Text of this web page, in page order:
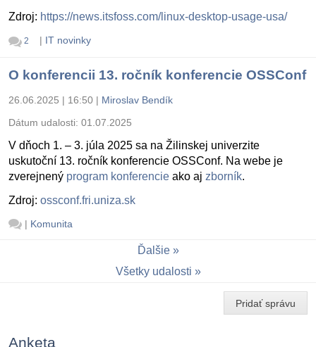
Zdroj: https://news.itsfoss.com/linux-desktop-usage-usa/
2 | IT novinky
O konferencii 13. ročník konferencie OSSConf
26.06.2025 | 16:50 | Miroslav Bendík
Dátum udalosti: 01.07.2025
V dňoch 1. – 3. júla 2025 sa na Žilinskej univerzite
uskutoční 13. ročník konferencie OSSConf. Na webe je
zverejnený program konferencie ako aj zborník.
Zdroj: ossconf.fri.uniza.sk
| Komunita
Ďalšie
Všetky udalosti
Pridať správu
Anketa